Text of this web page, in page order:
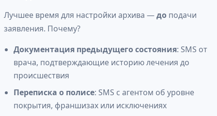
Лучшее время для настройки архива —до подачи
заявления. Почему?
Документация предыдущего состояния: SMS от
врача, подтверждающие историю лечения до
происшествия
Переписка о полисе: SMS с агентом об уровне
покрытия, франшизах или исключениях